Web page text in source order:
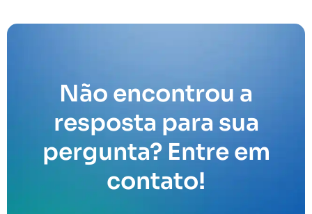
Não encontrou a
resposta para sua
pergunta? Entre em
contato!